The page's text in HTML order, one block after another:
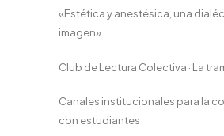
«Estética y anestésica, una
imagen»
Club de Lectura Colectiva · La
Canales institucionales para la
con estudiantes